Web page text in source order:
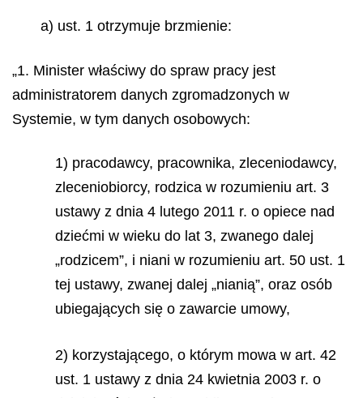
a) ust. 1 otrzymuje brzmienie:
„1. Minister właściwy do spraw pracy jest
administratorem danych zgromadzonych w
Systemie, w tym danych osobowych:
1) pracodawcy, pracownika, zleceniodawcy,
zleceniobiorcy, rodzica w rozumieniu art. 3
ustawy z dnia 4 lutego 2011 r. o opiece nad
dziećmi w wieku do lat 3, zwanego dalej
„rodzicem”, i niani w rozumieniu art. 50 ust. 1
tej ustawy, zwanej dalej „nianią”, oraz osób
ubiegających się o zawarcie umowy,
2) korzystającego, o którym mowa w art. 42
ust. 1 ustawy z dnia 24 kwietnia 2003 r. o